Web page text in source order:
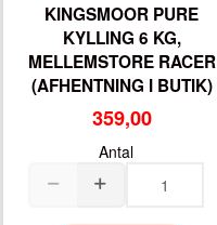
KINGSMOOR PURE
KYLLING 6 KG,
MELLEMSTORE RACER
(AFHENTNING I BUTIK)
359,00
Antal